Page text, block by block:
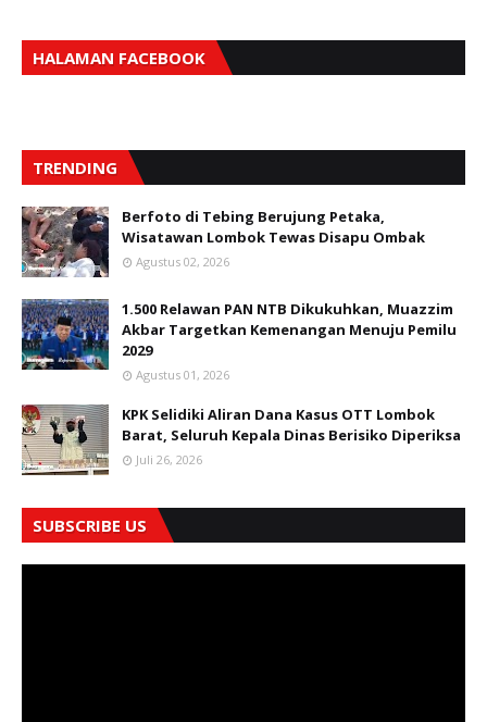
HALAMAN FACEBOOK
TRENDING
Berfoto di Tebing Berujung Petaka,
Wisatawan Lombok Tewas Disapu Ombak
Agustus 02, 2026
1.500 Relawan PAN NTB Dikukuhkan, Muazzim
Akbar Targetkan Kemenangan Menuju Pemilu
2029
Agustus 01, 2026
KPK Selidiki Aliran Dana Kasus OTT Lombok
Barat, Seluruh Kepala Dinas Berisiko Diperiksa
Juli 26, 2026
SUBSCRIBE US